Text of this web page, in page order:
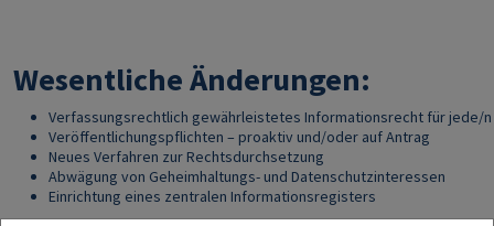
Wesentliche Änderungen:
Verfassungsrechtlich gewährleistetes Informationsrecht für jede/n
Veröffentlichungspflichten – proaktiv und/oder auf Antrag
Neues Verfahren zur Rechtsdurchsetzung
Abwägung von Geheimhaltungs- und Datenschutzinteressen
Einrichtung eines zentralen Informationsregisters